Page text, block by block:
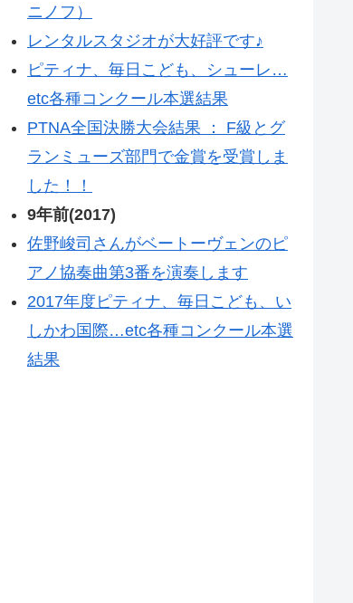
ニノフ）
レンタルスタジオが大好評です♪
ピティナ、毎日こども、シューレ…
etc各種コンクール本選結果
PTNA全国決勝大会結果 ： F級とグ
ランミューズ部門で金賞を受賞しま
した！！
9年前(2017)
佐野峻司さんがベートーヴェンのピ
アノ協奏曲第3番を演奏します
2017年度ピティナ、毎日こども、い
しかわ国際…etc各種コンクール本選
結果